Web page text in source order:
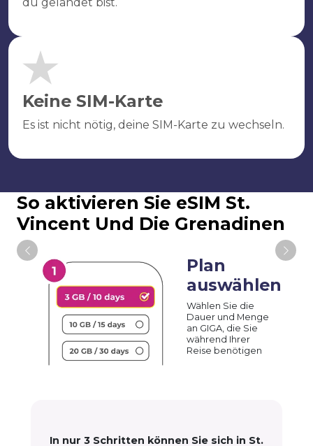
Keine SIM-Karte
Es ist nicht nötig, deine SIM-Karte zu wechseln.
So aktivieren Sie eSIM St.
Vincent Und Die Grenadinen
Plan
auswählen
Wählen Sie die
Dauer und Menge
an GIGA, die Sie
während Ihrer
Reise benötigen
In nur 3 Schritten können Sie sich in St.